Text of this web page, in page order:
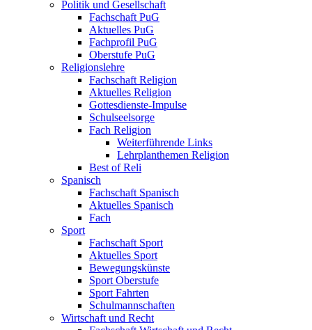
Politik und Gesellschaft
Fachschaft PuG
Aktuelles PuG
Fachprofil PuG
Oberstufe PuG
Religionslehre
Fachschaft Religion
Aktuelles Religion
Gottesdienste-Impulse
Schulseelsorge
Fach Religion
Weiterführende Links
Lehrplanthemen Religion
Best of Reli
Spanisch
Fachschaft Spanisch
Aktuelles Spanisch
Fach
Sport
Fachschaft Sport
Aktuelles Sport
Bewegungskünste
Sport Oberstufe
Sport Fahrten
Schulmannschaften
Wirtschaft und Recht